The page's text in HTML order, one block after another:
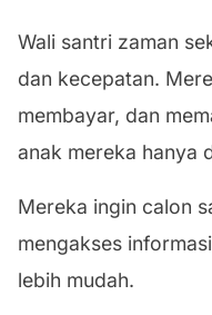
Wali santri zaman
dan kecepatan.
membayar, dan
anak mereka hanya
Mereka ingin calon
mengakses
lebih mudah.